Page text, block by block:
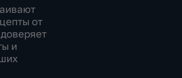
от
и